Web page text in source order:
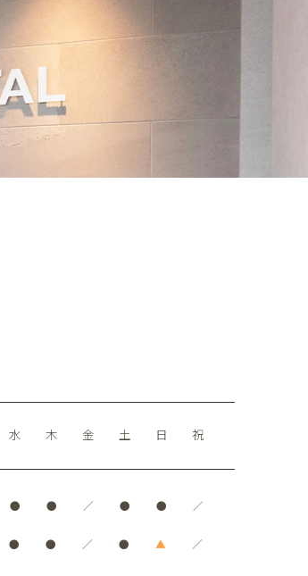
水 木 金 土 日 祝
● ● ／ ● ● ／
● ● ／ ● ▲ ／